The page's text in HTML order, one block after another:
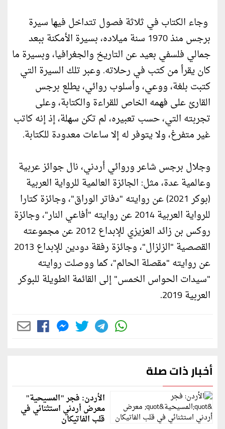
وجاء الكتاب في ثلاثة فصول تتداخل فيها سيرة
برجس منذ 1970 سنة ميلاده، بسيرة الأمكنة ببعد
جمالي فلسفي بعيد عن التاريخ والجغرافيا، وبسيرة ما
كان يقرأ من كتب في رحلاته. وعبر تلك السيرة التي
كتبت بلغة، ووعي، وأسلوب روائي، يطلع برجس
القارئ على فهمه الخاص للقراءة والكتابة، وعلى
تجربته التي، حسب تعبيره، لم تكن سهلة، إذ إنه كاتب
غير متفرغ، ولا يتوفر له إلا ساعات معدودة للكتابة.
وجلال برجس شاعر وروائي أردني، نال جوائز عربية
وعالمية عدة، مثل: الجائزة العالمية للرواية العربية
(بوكر 2021) عن روايته "دفاتر الوراق"، وجائزة كتارا
للرواية العربية 2014 عن روايته "أفاعي النار"، وجائزة
روكس بن زائد العزيزي للإبداع 2012 عن مجموعته
القصصية "الزلزال"، وجائزة رفقة دودين للإبداع 2013
عن روايته "مقصلة الحالم"، كما ووصلت روايته
"سيدات الحواس الخمس" إلى القائمة الطويلة للبوكر
العربية 2019.
أخبار ذات صلة
الأردن: فجر "المسيحية"
معرض أردني استثنائي في
قلب الفاتيكان